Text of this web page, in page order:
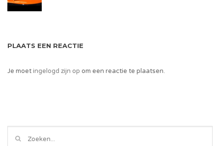
PLAATS EEN REACTIE
Je moetingelogd zijn op om een reactie te plaatsen.